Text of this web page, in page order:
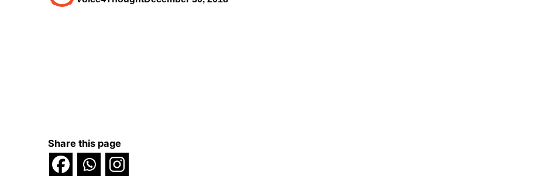
Share this page